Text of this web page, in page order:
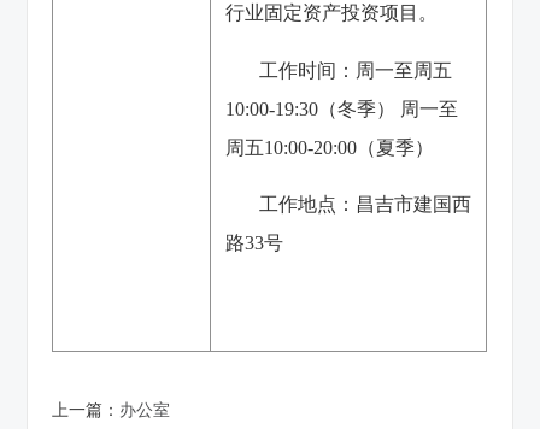
行业固定资产投资项目。
工作时间：周一至周五
10:00-19:30（冬季） 周一至
周五10:00-20:00（夏季）
工作地点：昌吉市建国西
路33号
上一篇： 办公室